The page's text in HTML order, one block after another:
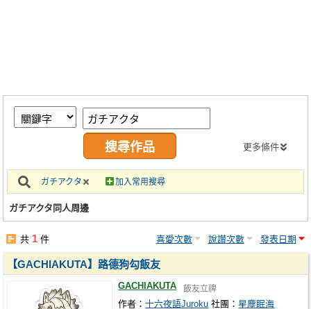
繪圖藝廊
交流中心
攤位轉讓區
會員功能選單
註冊會員
更多條件
ガチアクタ 加入常用搜尋
ガチアクタ同人周邊
共 1 件 喜愛次數 說讚次數 發表日期
【GACHIAKUTA】路德狗勾飯友
GACHIAKUTA 飯友立牌
作者：十六夜語Juroku 社團：星塵眠海